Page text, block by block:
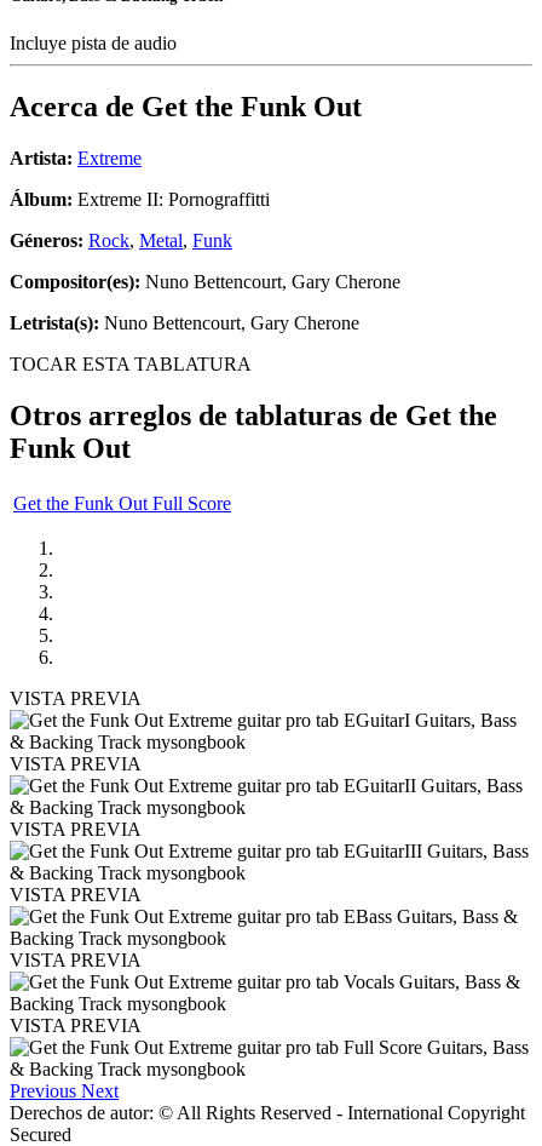
Incluye pista de audio
Acerca de Get the Funk Out
Artista: Extreme
Álbum: Extreme II: Pornograffitti
Géneros: Rock, Metal, Funk
Compositor(es): Nuno Bettencourt, Gary Cherone
Letrista(s): Nuno Bettencourt, Gary Cherone
TOCAR ESTA TABLATURA
Otros arreglos de tablaturas de Get the
Funk Out
Get the Funk Out Full Score
VISTA PREVIA
VISTA PREVIA
VISTA PREVIA
VISTA PREVIA
VISTA PREVIA
VISTA PREVIA
Previous Next
Derechos de autor: © All Rights Reserved - International Copyright
Secured